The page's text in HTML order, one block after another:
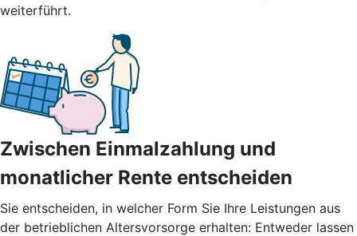
weiterführt.
Zwischen Einmalzahlung und
monatlicher Rente entscheiden
Sie entscheiden, in welcher Form Sie Ihre Leistungen aus
der betrieblichen Altersvorsorge erhalten: Entweder lassen